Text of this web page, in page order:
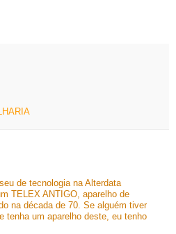
de tecnologia na Alterdata
TELEX ANTIGO, aparelho de
na década de 70. Se alguém tiver
tenha um aparelho deste, eu tenho